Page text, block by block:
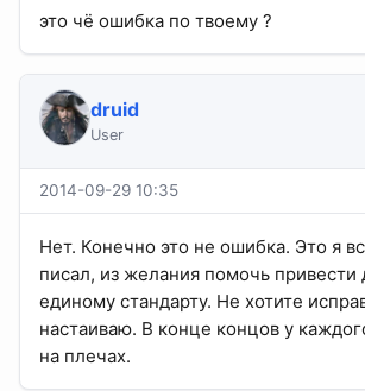
это чё ошибка по твоему ?
druid
User
2014-09-29 10:35
Нет. Конечно это не ошибка. Это я
писал, из желания помочь привести
единому стандарту. Не хотите
настаиваю. В конце концов у
на плечах.